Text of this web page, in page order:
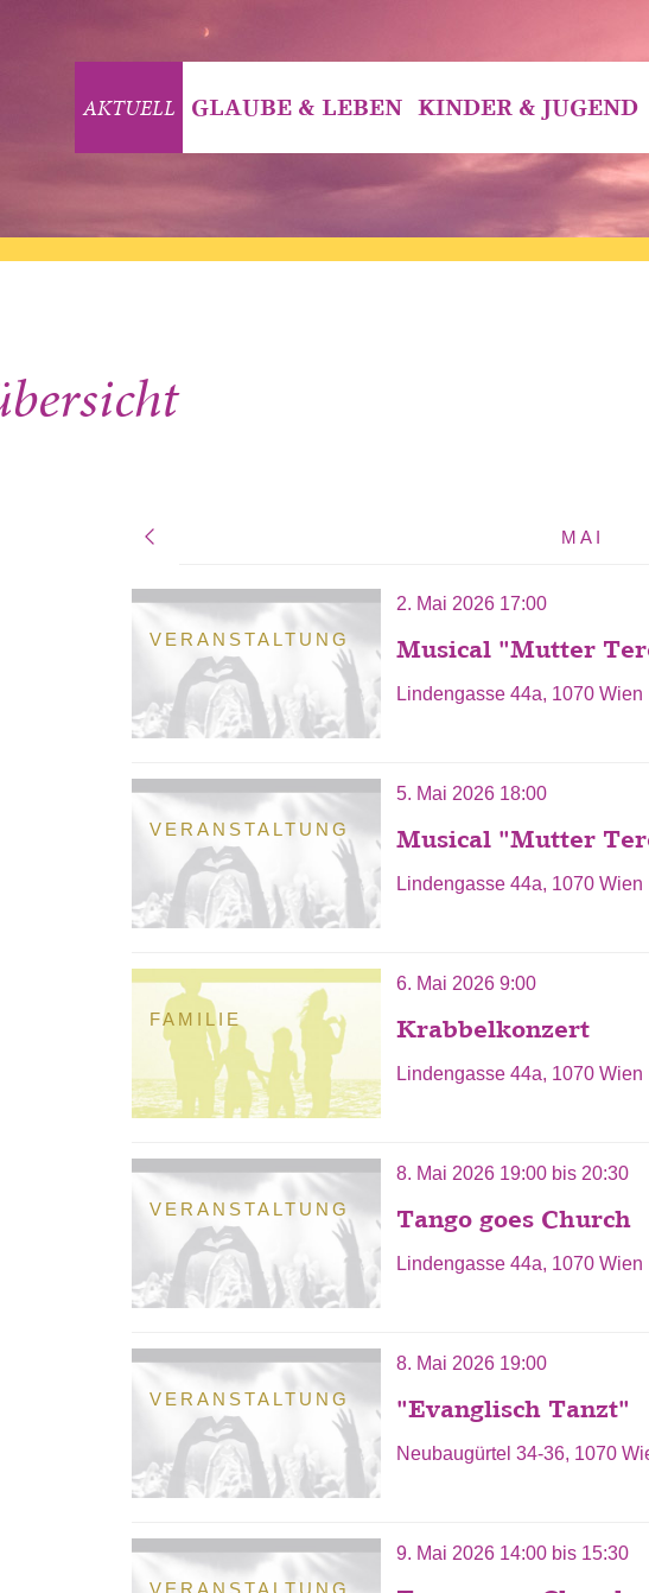
AKTUELL GLAUBE & LEBEN KINDER & JUGEND
MAI
VERANSTALTUNG
2. Mai 2026 17:00
Musical "Mutter
Lindengasse 44a, 1070 Wien
VERANSTALTUNG
5. Mai 2026 18:00
Musical "Mutter
Lindengasse 44a, 1070 Wien
FAMILIE
6. Mai 2026 9:00
Krabbelkonzert
Lindengasse 44a, 1070 Wien
VERANSTALTUNG
8. Mai 2026 19:00bis 20:30
Tango goes Church
Lindengasse 44a, 1070 Wien
VERANSTALTUNG
8. Mai 2026 19:00
"Evanglisch Tanzt"
Neubaugürtel 34-36, 1070
VERANSTALTUNG
9. Mai 2026 14:00bis 15:30
Neubau / Fünfhaus als Filter hinzufügen